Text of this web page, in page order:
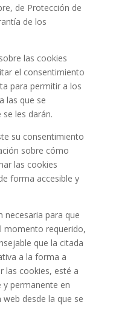
de Protección de
de los
las cookies
el consentimiento
para permitir a los
las que se
les darán.
su consentimiento
sobre cómo
las cookies
forma accesible y
necesaria para que
momento requerido,
que la citada
a la forma a
las cookies, esté a
y permanente en
desde la que se